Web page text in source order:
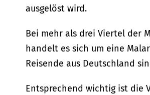
ausgelöst wird.
Bei mehr als drei Viertel der
handelt es sich um eine
Reisende aus Deutschland
Entsprechend wichtig ist die